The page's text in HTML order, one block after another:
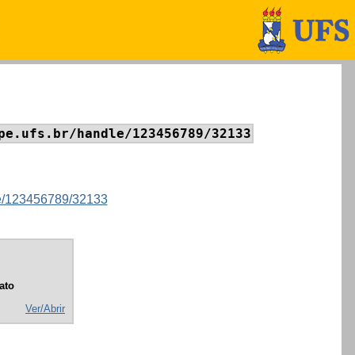
handle/123456789/32133
123456789/32133
Ver/Abrir